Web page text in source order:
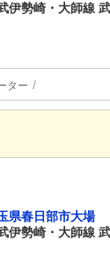
伊勢崎・大師線
ター
県春日部市大場
伊勢崎・大師線